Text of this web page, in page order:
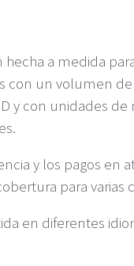
hecha a medida
con un volumen
y con unidades de
y los pagos en
para varias
en diferentes